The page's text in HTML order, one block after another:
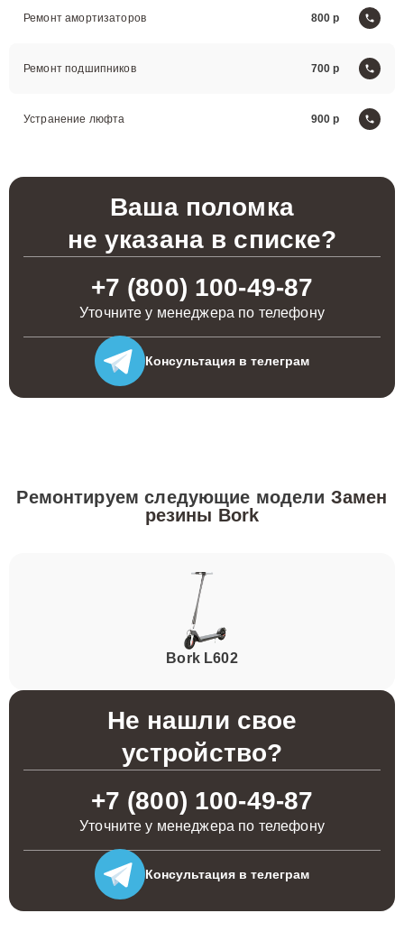
Ремонт амортизаторов 800
Ремонт подшипников 700
Устранение люфта 900
Ваша поломка
не указана в списке?
+7 (800) 100-49-87
Уточните у менеджера по телефону
Консультация в телеграм
Ремонтируем следующие модели Замен
резины Bork
Bork L602
Не нашли свое
устройство?
+7 (800) 100-49-87
Уточните у менеджера по телефону
Консультация в телеграм